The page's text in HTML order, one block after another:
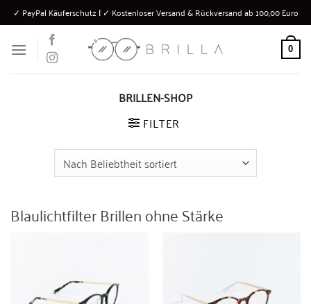
Zum
Inhalt
springen
✓ PayPal Käuferschutz Ι ✓ Kostenloser Versand & Rückversand ab 100,00 Euro
0
BRILLEN-SHOP
FILTER
Blaulichtfilter Brillen ohne Stärke